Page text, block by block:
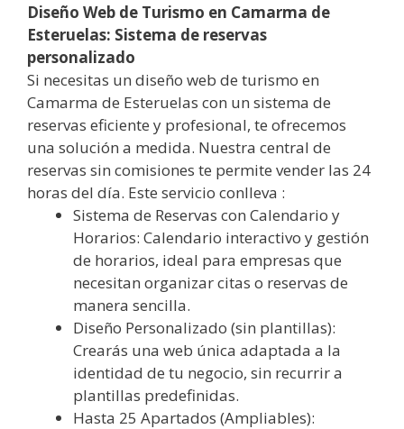
Diseño Web de Turismo en Camarma de
Esteruelas: Sistema de reservas
personalizado
Si necesitas un diseño web de turismo en
Camarma de Esteruelas con un sistema de
reservas eficiente y profesional, te ofrecemos
una solución a medida. Nuestra central de
reservas sin comisiones te permite vender las 24
horas del día. Este servicio conlleva :
Sistema de Reservas con Calendario y
Horarios: Calendario interactivo y gestión
de horarios, ideal para empresas que
necesitan organizar citas o reservas de
manera sencilla.
Diseño Personalizado (sin plantillas):
Crearás una web única adaptada a la
identidad de tu negocio, sin recurrir a
plantillas predefinidas.
Hasta 25 Apartados (Ampliables):